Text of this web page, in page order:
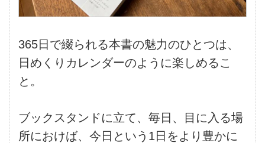
365日で綴られる本書の魅力のひとつは、
日めくりカレンダーのように楽しめるこ
と。
ブックスタンドに立て、毎日、目に入る場
所におけば、今日という1日をより豊かに